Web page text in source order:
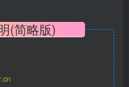
(简略版)